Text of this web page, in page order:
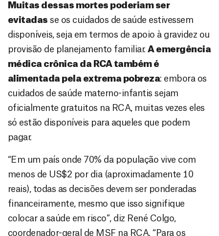
Muitas dessas mortes poderiam ser
evitadas se os cuidados de saúde estivessem
disponíveis, seja em termos de apoio à gravidez ou
provisão de planejamento familiar.A emergência
médica crônica da RCA também é
alimentada pela extrema pobreza: embora os
cuidados de saúde materno-infantis sejam
oficialmente gratuitos na RCA, muitas vezes eles
só estão disponíveis para aqueles que podem
pagar.
“Em um país onde 70% da população vive com
menos de US$2 por dia (aproximadamente 10
reais), todas as decisões devem ser ponderadas
financeiramente, mesmo que isso signifique
colocar a saúde em risco”, diz René Colgo,
coordenador-geral de MSF na RCA. “Para os